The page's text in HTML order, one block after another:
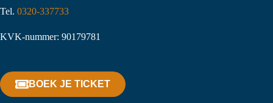
Tel. 0320-337733
KVK-nummer: 90179781
BOEK JE TICKET